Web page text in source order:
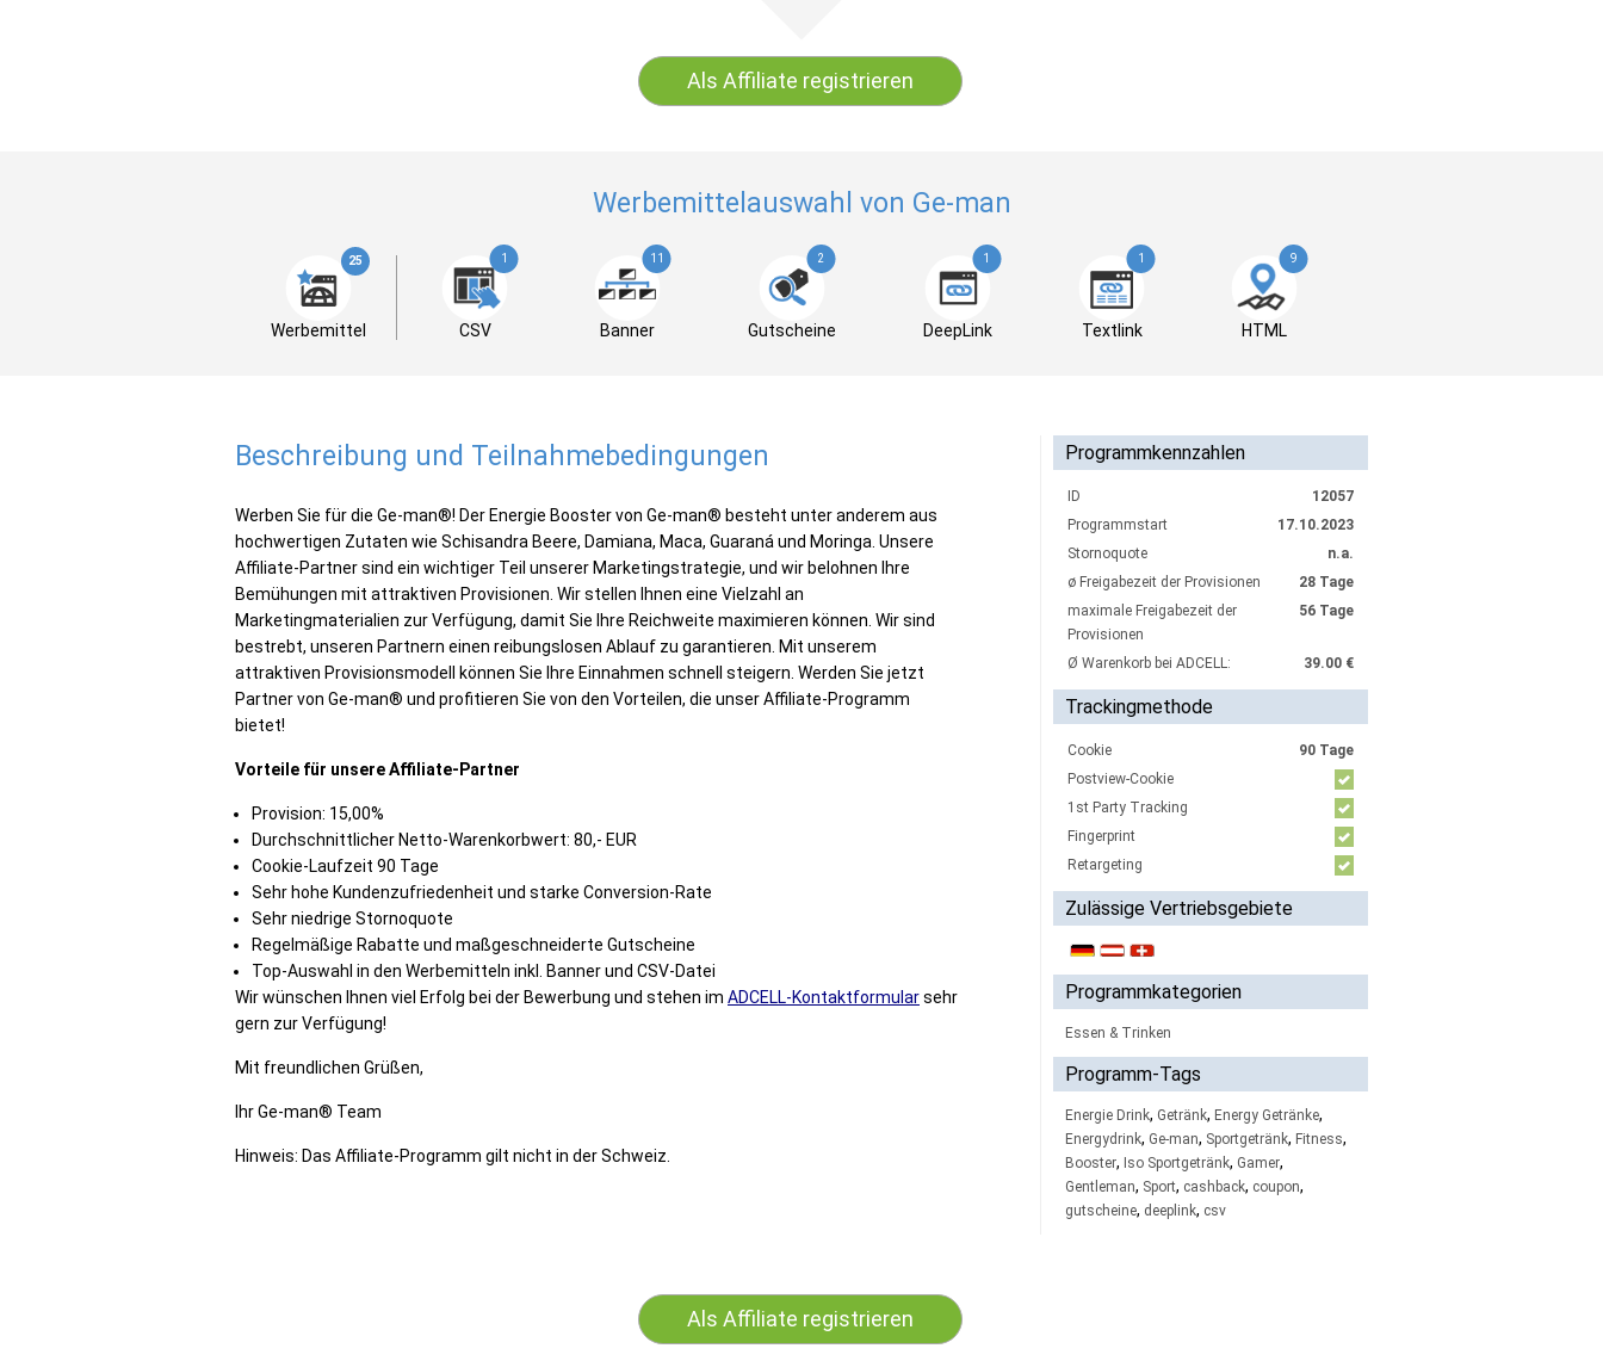
Als Affiliate registrieren
Werbemittelauswahl von Ge-man
25
Werbemittel
1
CSV
11
Banner
2
Gutscheine
1
DeepLink
1
Textlink
9
HTML
Beschreibung und Teilnahmebedingungen
Werben Sie für die Ge-man®! Der Energie Booster von Ge-man® besteht unter anderem aus
hochwertigen Zutaten wie Schisandra Beere, Damiana, Maca, Guaraná und Moringa. Unsere
Affiliate-Partner sind ein wichtiger Teil unserer Marketingstrategie, und wir belohnen Ihre
Bemühungen mit attraktiven Provisionen. Wir stellen Ihnen eine Vielzahl an
Marketingmaterialien zur Verfügung, damit Sie Ihre Reichweite maximieren können. Wir sind
bestrebt, unseren Partnern einen reibungslosen Ablauf zu garantieren. Mit unserem
attraktiven Provisionsmodell können Sie Ihre Einnahmen schnell steigern. Werden Sie jetzt
Partner von Ge-man® und profitieren Sie von den Vorteilen, die unser Affiliate-Programm
bietet!
Vorteile für unsere Affiliate-Partner
Provision: 15,00%
Durchschnittlicher Netto-Warenkorbwert: 80,- EUR
Cookie-Laufzeit 90 Tage
Sehr hohe Kundenzufriedenheit und starke Conversion-Rate
Sehr niedrige Stornoquote
Regelmäßige Rabatte und maßgeschneiderte Gutscheine
Top-Auswahl in den Werbemitteln inkl. Banner und CSV-Datei
Wir wünschen Ihnen viel Erfolg bei der Bewerbung und stehen im ADCELL-Kontaktformularsehr
gern zur Verfügung!
Mit freundlichen Grüßen,
Ihr Ge-man® Team
Hinweis: Das Affiliate-Programm gilt nicht in der Schweiz.
Programmkennzahlen
ID
12057
Programmstart
17.10.2023
Stornoquote
n.a.
ø Freigabezeit der Provisionen
28 Tage
maximale Freigabezeit der
Provisionen
56 Tage
Ø Warenkorb bei ADCELL: 39.00 €
Trackingmethode
Cookie
90 Tage
Postview-Cookie
1st Party Tracking
Fingerprint
Retargeting
Zulässige Vertriebsgebiete
Programmkategorien
Essen & Trinken
Programm-Tags
Energie Drink, Getränk, Energy Getränke,
Energydrink, Ge-man, Sportgetränk, Fitness,
Booster, Iso Sportgetränk, Gamer,
Gentleman, Sport, cashback, coupon,
gutscheine, deeplink, csv
Als Affiliate registrieren